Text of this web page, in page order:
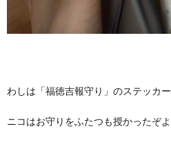
わしは「福徳吉報守り」のステッカー
ニコはお守りをふたつも授かったぞよ